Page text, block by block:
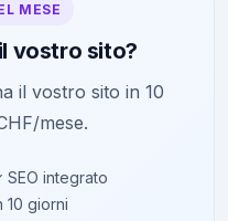
MESE
vostro sito?
il vostro sito in 10
mese.
SEO integrato
10 giorni